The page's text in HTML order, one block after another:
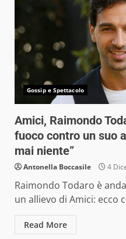
Gossip e Spettacolo
Amici, Raimondo
fuoco contro un suo
mai niente”
Antonella Boccasile 4
Raimondo Todaro è
un allievo di Amici: ecco
Read More